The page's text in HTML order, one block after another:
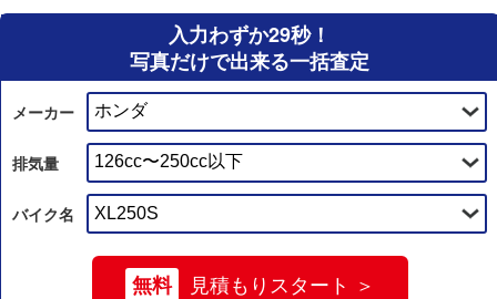
入力わずか29秒！
写真だけで出来る一括査定
メーカー
排気量
バイク名
無料 見積もりスタート ＞